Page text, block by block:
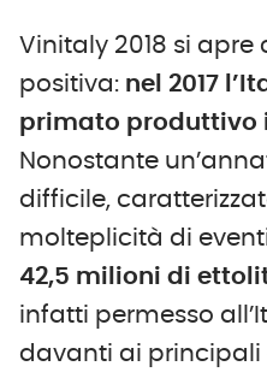
Vinitaly 2018 si
positiva: nel 2017
primato produttivo
Nonostante
difficile,
molteplicità di
42,5 milioni di
infatti permesso
davanti ai principali